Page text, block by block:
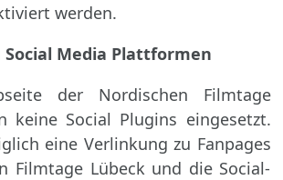
werden.
Media Plattformen
der Nordischen Filmtage
keine Social Plugins eingesetzt.
eine Verlinkung zu Fanpages
Filmtage Lübeck und die Social-